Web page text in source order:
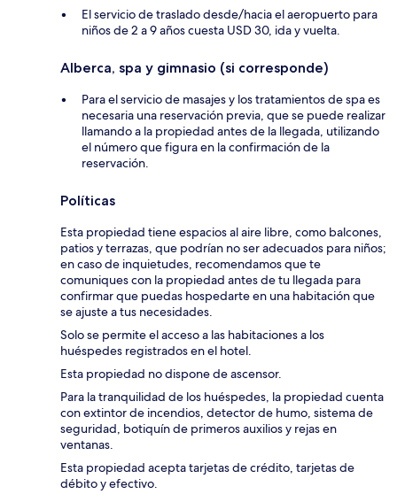
El servicio de traslado desde/hacia el aeropuerto para
niños de 2 a 9 años cuesta USD 30, ida y vuelta.
Alberca, spa y gimnasio (si corresponde)
Para el servicio de masajes y los tratamientos de spa es
necesaria una reservación previa, que se puede realizar
llamando a la propiedad antes de la llegada, utilizando
el número que figura en la confirmación de la
reservación.
Políticas
Esta propiedad tiene espacios al aire libre, como balcones,
patios y terrazas, que podrían no ser adecuados para niños;
en caso de inquietudes, recomendamos que te
comuniques con la propiedad antes de tu llegada para
confirmar que puedas hospedarte en una habitación que
se ajuste a tus necesidades.
Solo se permite el acceso a las habitaciones a los
huéspedes registrados en el hotel.
Esta propiedad no dispone de ascensor.
Para la tranquilidad de los huéspedes, la propiedad cuenta
con extintor de incendios, detector de humo, sistema de
seguridad, botiquín de primeros auxilios y rejas en
ventanas.
Esta propiedad acepta tarjetas de crédito, tarjetas de
débito y efectivo.